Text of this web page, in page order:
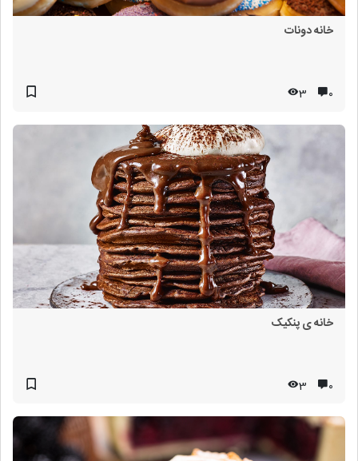
خانه دونات
۰ 3
خانه ی پنکیک
۰ 3